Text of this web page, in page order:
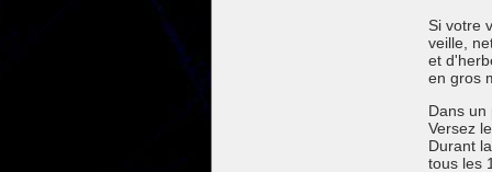
Si votre
veille,
et
en gros
Dans un
Versez
Durant
tous les